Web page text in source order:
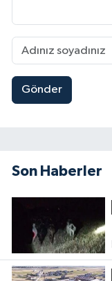
Gönder
Son Haberler